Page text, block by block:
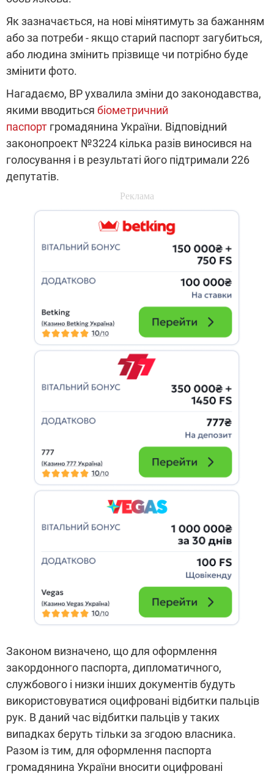
Як зазначається, на нові мінятимуть за бажанням
або за потреби - якщо старий паспорт загубиться,
або людина змінить прізвище чи потрібно буде
змінити фото.
Нагадаємо, ВР ухвалила зміни до законодавства,
якими вводиться біометричний
паспорт громадянина України. Відповідний
законопроект №3224 кілька разів виносився на
голосування і в результаті його підтримали 226
депутатів.
Законом визначено, що для оформлення
закордонного паспорта, дипломатичного,
службового і низки інших документів будуть
використовуватися оцифровані відбитки пальців
рук. В даний час відбитки пальців у таких
випадках беруть тільки за згодою власника.
Разом із тим, для оформлення паспорта
громадянина України вносити оцифровані